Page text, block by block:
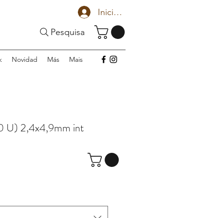
Iniciar sesión
Pesquisa
Novidad Más Mais
U) 2,4x4,9mm int